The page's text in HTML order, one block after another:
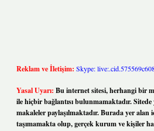
Reklam ve İletişim: Skype:
Yasal Uyarı: Bu internet sitesi, herhangi bir
ile hiçbir bağlantısı bulunmamaktadır. Sitede
makaleler paylaşılmaktadır. Burada yer
taşımamakta olup, gerçek kurum ve kişiler